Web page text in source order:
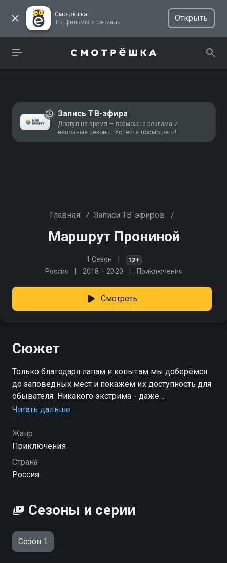
Смотрёшка
ТВ, фильмы и сериалы
Открыть
Запись ТВ-эфира
Доступ на время — возможна реклама и
неполные сезоны. Успейте посмотреть!
Главная / Записи ТВ-эфиров /
Маршрут Прониной
1 Сезон 12+
Россия 2018 – 2020 Приключения
Смотреть
Сюжет
Только благодаря лапам и копытам мы доберёмся
до заповедных мест и покажем их доступность для
обывателя. Никакого экстрима - даже
неподготовленный путешественник сможет пройти
Читать дальше
Жанр
Приключения
Страна
Россия
Сезоны и серии
Сезон 1